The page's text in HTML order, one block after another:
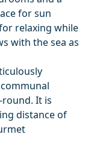
for sun
relaxing while
with the sea as
It is
distance of